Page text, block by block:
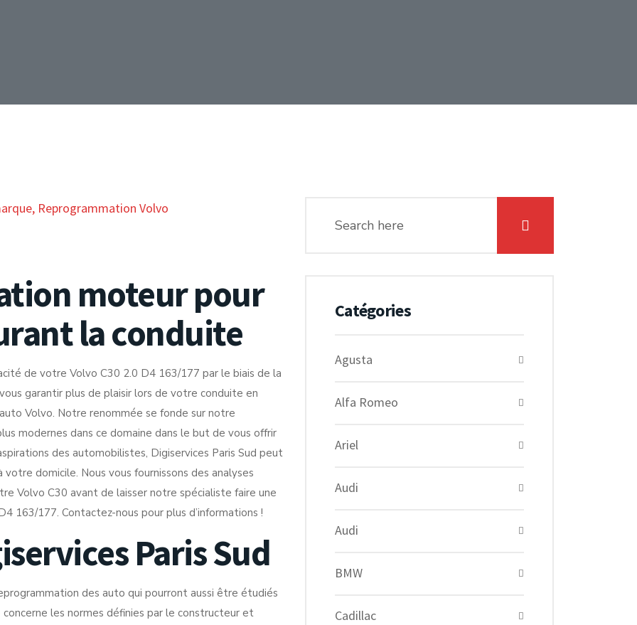
, Reprogrammation Volvo
moteur pour
la conduite
de votre Volvo C30 2.0 D4 163/177 par le biais de la
garantir plus de plaisir lors de votre conduite en
Volvo. Notre renommée se fonde sur notre
modernes dans ce domaine dans le but de vous offrir
des automobilistes, Digiservices Paris Sud peut
domicile. Nous vous fournissons des analyses
Volvo C30 avant de laisser notre spécialiste faire une
177. Contactez-nous pour plus d’informations !
Paris Sud
des auto qui pourront aussi être étudiés
les normes définies par le constructeur et
Catégories
Agusta
Alfa Romeo
Ariel
Audi
Audi
BMW
Cadillac